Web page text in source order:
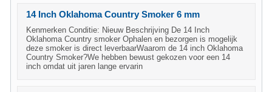
14 Inch Oklahoma Country Smoker 6 mm
Kenmerken Conditie: Nieuw Beschrijving De 14 Inch
Oklahoma Country smoker Ophalen en bezorgen is mogelijk
deze smoker is direct leverbaarWaarom de 14 inch Oklahoma
Country Smoker?We hebben bewust gekozen voor een 14
inch omdat uit jaren lange ervarin